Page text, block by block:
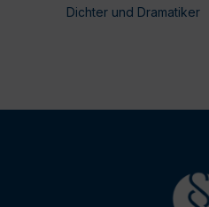
Dichter und Dramatiker